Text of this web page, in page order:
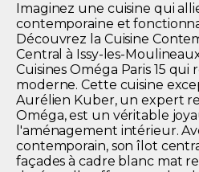
Imaginez une cuisine qui
contemporaine et
Découvrez la Cuisine
Central à Issy-les-
Cuisines Oméga Paris 15
moderne. Cette cuisine
Aurélien Kuber, un expert
Oméga, est un véritable
l'aménagement intérieur.
contemporain, son îlot
façades à cadre blanc mat